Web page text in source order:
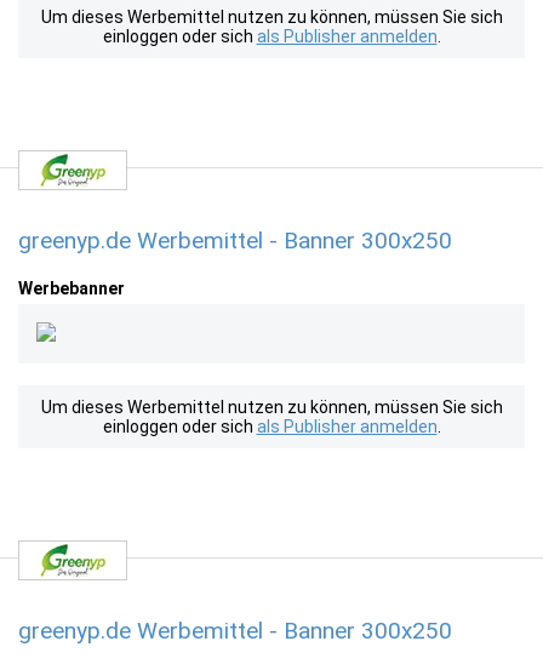
Um dieses Werbemittel nutzen zu können, müssen Sie sich
einloggen oder sich als Publisher anmelden
greenyp.de Werbemittel - Banner 300x250
Werbebanner
Um dieses Werbemittel nutzen zu können, müssen Sie sich
einloggen oder sich als Publisher anmelden
greenyp.de Werbemittel - Banner 300x250